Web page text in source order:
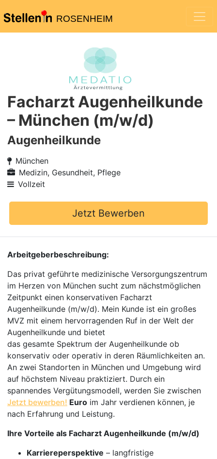
ROSENHEIM
Facharzt Augenheilkunde
– München (m/w/d)
Augenheilkunde
München
Medizin, Gesundheit, Pflege
Vollzeit
Jetzt Bewerben
Arbeitgeberbeschreibung:
Das privat geführte medizinische Versorgungszentrum
im Herzen von München sucht zum nächstmöglichen
Zeitpunkt einen konservativen Facharzt
Augenheilkunde (m/w/d). Mein Kunde ist ein großes
MVZ mit einem hervorragenden Ruf in der Welt der
Augenheilkunde und bietet
das gesamte Spektrum der Augenheilkunde ob
konservativ oder operativ in deren Räumlichkeiten an.
An zwei Standorten in München und Umgebung wird
auf höchstem Niveau praktiziert. Durch ein
spannendes Vergütungsmodell, werden Sie zwischen
Jetzt bewerben! Euro im Jahr verdienen können, je
nach Erfahrung und Leistung.
Ihre Vorteile als Facharzt Augenheilkunde (m/w/d)
Karriereperspektive – langfristige